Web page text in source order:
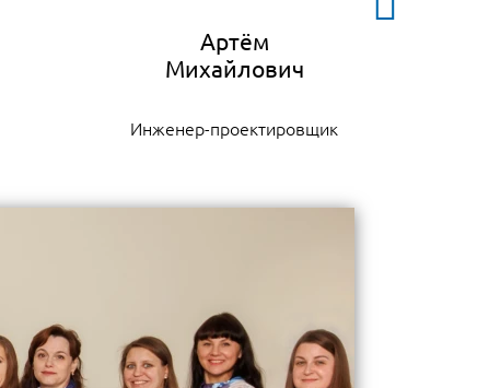
Артём
Инженер-проектировщик